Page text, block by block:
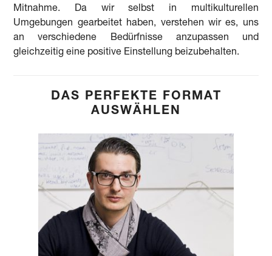
Mitnahme. Da wir selbst in multikulturellen
Umgebungen gearbeitet haben, verstehen wir es, uns
an verschiedene Bedürfnisse anzupassen und
gleichzeitig eine positive Einstellung beizubehalten.
DAS PERFEKTE FORMAT
AUSWÄHLEN